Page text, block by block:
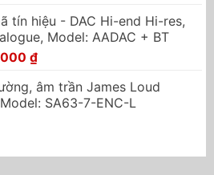
tín hiệu - DAC Hi-end Hi-res,
Model: AADAC + BT
₫
âm trần James Loud
SA63-7-ENC-L